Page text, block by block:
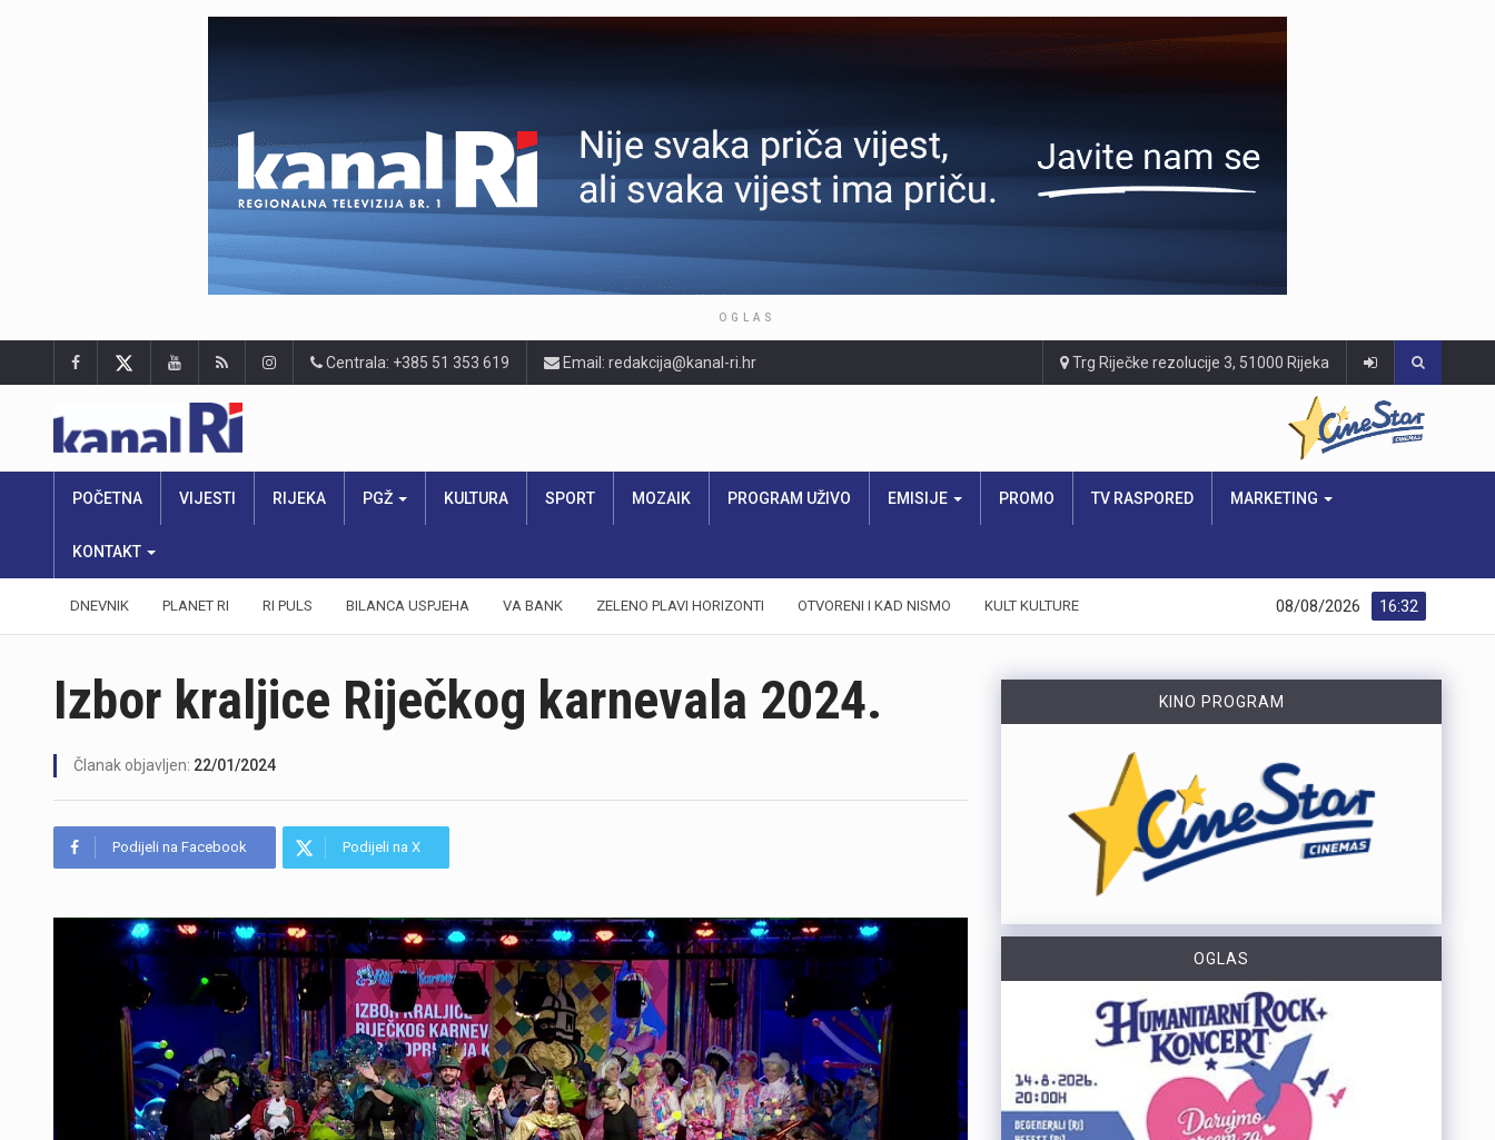
OGLAS
Centrala: +385 51 353 619 Email: redakcija@kanal-ri.hr Trg Riječke rezolucije 3, 51000 Rijeka
POČETNA VIJESTI RIJEKA PGŽ KULTURA SPORT MOZAIK PROGRAM UŽIVO EMISIJE PROMO TV RASPORED MARKETING
KONTAKT
DNEVNIK PLANET RI RI PULS BILANCA USPJEHA VA BANK ZELENO PLAVI HORIZONTI OTVORENI I KAD NISMO KULT KULTURE 16:32
08/08/2026
Izbor kraljice Riječkog karnevala 2024.
Članak objavljen: 22/01/2024
Podijeli na Facebook Podijeli na X
KINO PROGRAM
OGLAS